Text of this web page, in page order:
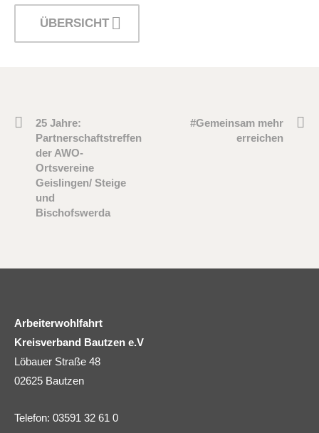
ÜBERSICHT
25 Jahre:
Partnerschaftstreffen
der AWO-
Ortsvereine
Geislingen/ Steige
und
Bischofswerda
#Gemeinsam mehr
erreichen
Arbeiterwohlfahrt
Kreisverband Bautzen e.V
Löbauer Straße 48
02625 Bautzen
Telefon: 03591 32 61 0